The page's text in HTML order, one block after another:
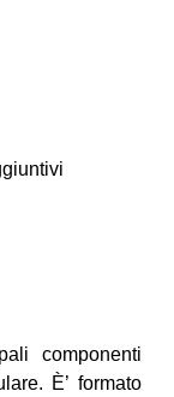
componenti
È’ formato